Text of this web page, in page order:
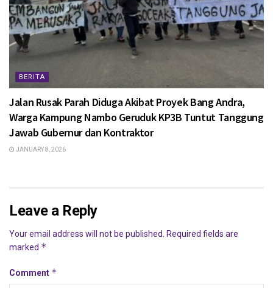
BERITA
Jalan Rusak Parah Diduga Akibat Proyek Bang Andra,
Warga Kampung Nambo Geruduk KP3B Tuntut Tanggung
Jawab Gubernur dan Kontraktor
JANUARY 8, 2026
Leave a Reply
Your email address will not be published. Required fields are
marked *
Comment *